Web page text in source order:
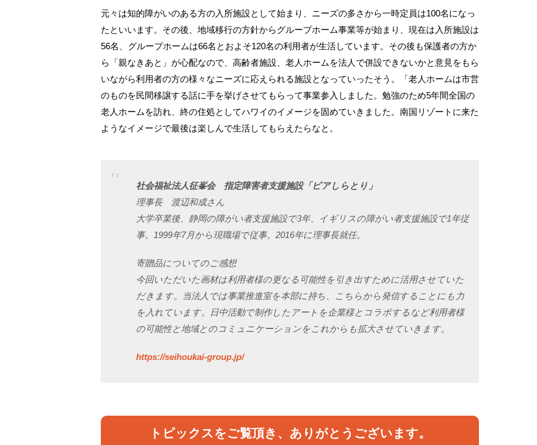
元々は知的障がいのある方の入所施設として始まり、ニーズの多さから一時定員は100名になっ
たといいます。その後、地域移行の方針からグループホーム事業等が始まり、現在は入所施設は
56名、グループホームは66名とおよそ120名の利用者が生活しています。その後も保護者の方か
ら「親なきあと」が心配なので、高齢者施設、老人ホームを法人で併設できないかと意見をもら
いながら利用者の方の様々なニーズに応えられる施設となっていったそう。「老人ホームは市営
のものを民間移譲する話に手を挙げさせてもらって事業参入しました。勉強のため5年間全国の
老人ホームを訪れ、終の住処としてハワイのイメージを固めていきました。南国リゾートに来た
ようなイメージで最後は楽しんで生活してもらえたらなと。
社会福祉法人征峯会 指定障害者支援施設「ピアしらとり」
理事長 渡辺和成さん
大学卒業後、静岡の障がい者支援施設で3年、イギリスの障がい者支援施設で1年従
事。1999年7月から現職場で従事。2016年に理事長就任。
寄贈品についてのご感想
今回いただいた画材は利用者様の更なる可能性を引き出すために活用させていた
だきます。当法人では事業推進室を本部に持ち、こちらから発信することにも力
を入れています。日中活動で制作したアートを企業様とコラボするなど利用者様
の可能性と地域とのコミュニケーションをこれからも拡大させていきます。
https://seihoukai-group.jp/
トピックスをご覧頂き、ありがとうございます。